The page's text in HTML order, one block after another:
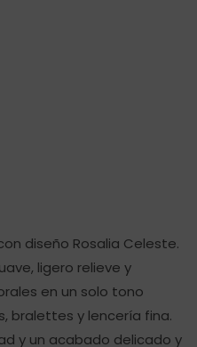
diseño Rosalia Celeste.
ligero relieve y
en un solo tono
bralettes y lencería fina.
y un acabado delicado y